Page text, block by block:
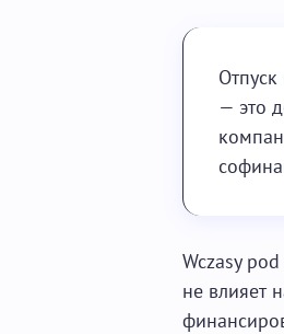
— это
Wczasy
не влияет